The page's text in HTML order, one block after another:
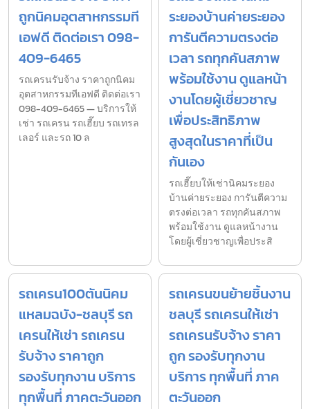
ถูกนิคมอุตสาหกรรมที
เอฟดี ติดต่อเรา 098-
409-6465
รถเครนรับจ้าง ราคาถูกนิคม
อุตสาหกรรมทีเอฟดี ติดต่อเรา
098-409-6465 — บริการให้
เช่า รถเครน รถเฮี๊ยบ รถเทรล
เลอร์ และรถ 10 ล
ระยองบ้านค่ายระยอง
การันตีความตรงต่อ
เวลา รถทุกคันสภาพ
พร้อมใช้งาน ดูแลหน้า
งานโดยผู้เชี่ยวชาญ
เพื่อประสิทธิภาพ
สูงสุดในราคาที่เป็น
กันเอง
รถเฮี๊ยบให้เช่านิคมระยอง
บ้านค่ายระยอง การันตีความ
ตรงต่อเวลา รถทุกคันสภาพ
พร้อมใช้งาน ดูแลหน้างาน
โดยผู้เชี่ยวชาญเพื่อประสิ
รถเครน100ตันนิคม
แหลมฉบัง-ชลบุรี รถ
เครนให้เช่า รถเครน
รับจ้าง ราคาถูก
รองรับทุกงาน บริการ
ทุกพื้นที่ ภาคตะวันออก
รถเครนขนย้ายชิ้นงาน
ชลบุรี รถเครนให้เช่า
รถเครนรับจ้าง ราคา
ถูก รองรับทุกงาน
บริการ ทุกพื้นที่ ภาค
ตะวันออก